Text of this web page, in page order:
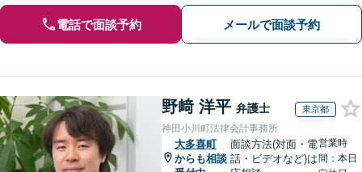
電話で面談予約 メールで面談予約
野﨑 洋平 弁護士 東京都
神田小川町法律会計事務所
大多喜町
からも相談
面談方法(対面・電
話・ビデオなど)は
営業時
間：本日